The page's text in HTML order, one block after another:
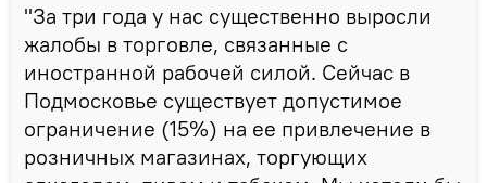
"За три года у нас существенно выросли
жалобы в торговле, связанные с
иностранной рабочей силой. Сейчас в
Подмосковье существует допустимое
ограничение (15%) на ее привлечение в
розничных магазинах, торгующих